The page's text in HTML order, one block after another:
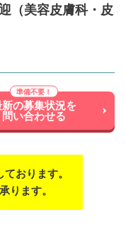
（美容皮膚科・皮
の募集状況を
問い合わせる
おります。
ります。